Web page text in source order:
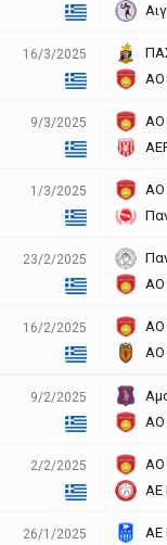
16/3/2025
ΑΟ
9/3/2025
ΑΟ
1/3/2025
ΑΟ
23/2/2025
ΑΟ
16/2/2025
ΑΟ
ΑΟ
9/2/2025
ΑΟ
2/2/2025
ΑΟ
ΑΕ
26/1/2025
ΑΕ